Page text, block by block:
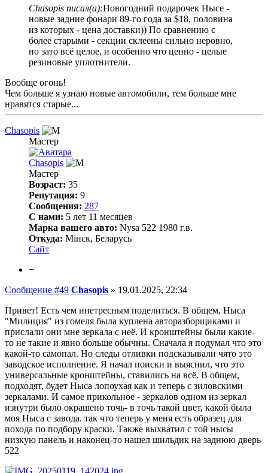
Chasopis писал(а):Новогодний подарочек Нысе -
новые задние фонари 89-го года за $18, половина
из которых - цена доставки)) По сравнению с
более старыми - секции склеены сильно неровно,
но зато всё целое, и особенно что ценно - целые
резиновые уплотнители.
Вообще огонь!
Чем больше я узнаю новые автомобили, тем больше мне
нравятся старые...
Chasopis
Мастер
Chasopis
Мастер
Возраст: 35
Репутация: 9
Сообщения: 287
С нами: 5 лет 11 месяцев
Марка вашего авто: Nysa 522 1980 г.в.
Откуда: Мінск, Беларусь
Сайт
−
Сообщение #49 Chasopis » 19.01.2025, 22:34
Привет! Есть чем инетресным поделиться. В общем, Ныса
"Милиция" из гомеля была куплена авторазборщиками и
прислали они мне зеркала с неё. И кронштейны были какие-
то не такие и явно больше обычны. Сначала я подумал что это
какой-то самопал. Но следы отливки подсказывали чято это
заводское исполнение. Я начал поиски и выяснил, что это
универсальные кронштейны, ставились на всё. В общем,
подходят, будет Ныса лопоухая как и теперь с зиловскими
зеркалами. И самое прикольное - зеркалов одном из зеркал
изнутри было окрашено точь- в точь такой цвет, какой была
моя Ныса с завода. так что теперь у меня есть образец для
похода по подбору краски. Также выхватил с той нысы
низкую панель и наконец-то нашел шильдик на заднюю дверь
522